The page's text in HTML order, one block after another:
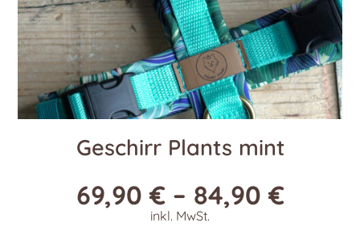
werden
Geschirr Plants mint
69,90€ – 84,90€
inkl. MwSt.